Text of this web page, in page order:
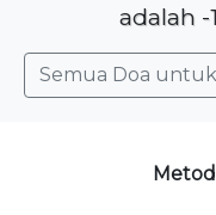
adalah -
Semua Doa